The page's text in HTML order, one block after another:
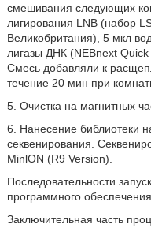
смешивания следующих
лигирования LNB (набор
Великобритания), 5 мкл
лигазы ДНК (NEBnext
Смесь добавляли к
течение 20 мин при
5. Очистка на магнитных
6. Нанесение библиотеки
секвенирования.
MinlON (R9 Version).
Последовательности
программного
Заключительная часть